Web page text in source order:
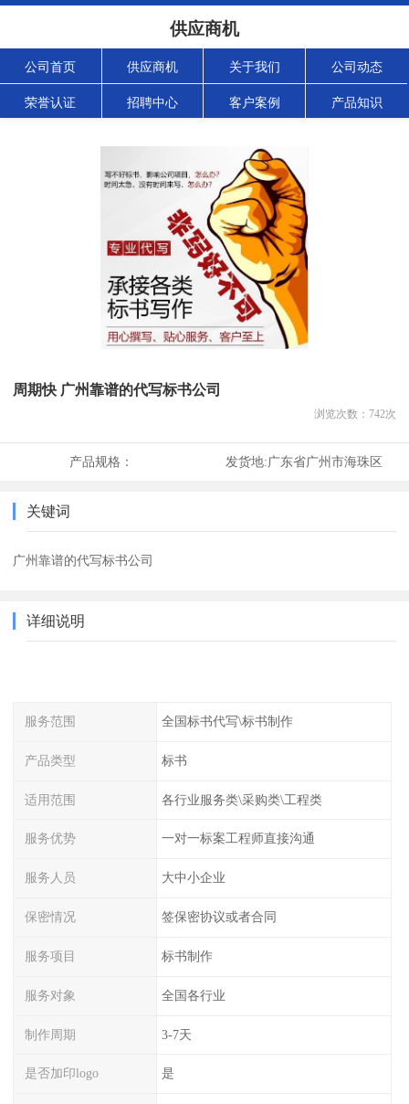
供应商机
公司首页 供应商机 关于我们 公司动态
荣誉认证 招聘中心 客户案例 产品知识
周期快 广州靠谱的代写标书公司
浏览次数： 742次
产品规格： 发货地:广东省广州市海珠区
关键词
广州靠谱的代写标书公司
详细说明
服务范围 全国标书代写\标书制作
产品类型 标书
适用范围 各行业服务类\采购类\工程类
服务优势 一对一标案工程师直接沟通
服务人员 大中小企业
保密情况 签保密协议或者合同
服务项目 标书制作
服务对象 全国各行业
制作周期 3-7天
是否加印logo 是